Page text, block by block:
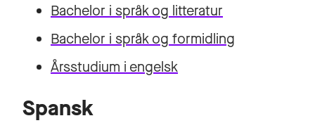
Bachelor i språk og litteratur
Bachelor i språk og formidling
Årsstudium i engelsk
Spansk